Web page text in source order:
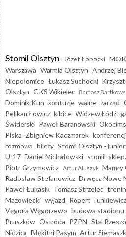
Stomil Olsztyn Józef Łobocki
Warszawa Warmia Olsztyn Andrzej
Niepołomice Łukasz Suchocki
Olsztyn GKS Wikielec Bartosz
Dominik Kun kontuzje walne zarząd
Pelikan Łowicz kibice Widzew Łódź
Świderski Paweł Baranowski
Piska Zbigniew Kaczmarek
rozmowa bilety Stomil Olsztyn -
U-17 Daniel Michałowski stomil-
Piotr Grzymowicz Artur Aluszyk Mamry
Radosław Stefanowicz Drwęca Nowe
Paweł Łukasik Tomasz Strzelec
Mazowiecki wyjazd Robert Tunkiewicz
Vęgoria Węgorzewo budowa stadionu
Pruszków Ostróda PZPN Stal
Nidzica Błękitni Pasym Artur